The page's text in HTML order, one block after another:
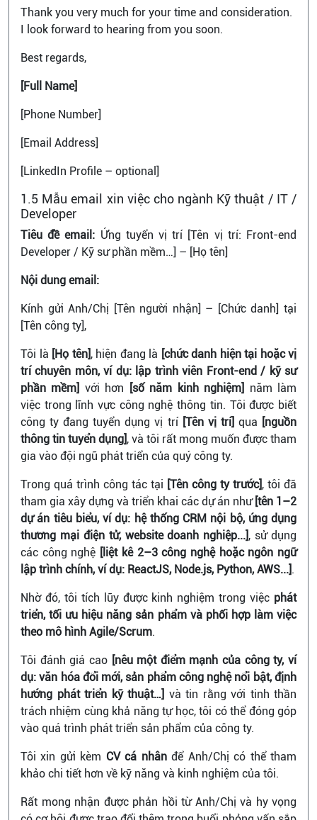
Thank you very much for your time and consideration.
I look forward to hearing from you soon.
Best regards,
[Full Name]
[Phone Number]
[Email Address]
[LinkedIn Profile – optional]
1.5 Mẫu email xin việc cho ngành Kỹ thuật / IT /
Developer
Tiêu đề email: Ứng tuyển vị trí [Tên vị trí: Front-end
Developer / Kỹ sư phần mềm…] – [Họ tên]
Nội dung email:
Kính gửi Anh/Chị [Tên người nhận] – [Chức danh] tại
[Tên công ty],
Tôi là [Họ tên], hiện đang là [chức danh hiện tại hoặc vị
trí chuyên môn, ví dụ: lập trình viên Front-end / kỹ sư
phần mềm] với hơn [số năm kinh nghiệm] năm làm
việc trong lĩnh vực công nghệ thông tin. Tôi được biết
công ty đang tuyển dụng vị trí [Tên vị trí] qua [nguồn
thông tin tuyển dụng], và tôi rất mong muốn được tham
gia vào đội ngũ phát triển của quý công ty.
Trong quá trình công tác tại [Tên công ty trước], tôi đã
tham gia xây dựng và triển khai các dự án như [tên 1–2
dự án tiêu biểu, ví dụ: hệ thống CRM nội bộ, ứng dụng
thương mại điện tử, website doanh nghiệp...], sử dụng
các công nghệ [liệt kê 2–3 công nghệ hoặc ngôn ngữ
lập trình chính, ví dụ: ReactJS, Node.js, Python, AWS...].
Nhờ đó, tôi tích lũy được kinh nghiệm trong việc phát
triển, tối ưu hiệu năng sản phẩm và phối hợp làm việc
theo mô hình Agile/Scrum.
Tôi đánh giá cao [nêu một điểm mạnh của công ty, ví
dụ: văn hóa đổi mới, sản phẩm công nghệ nổi bật, định
hướng phát triển kỹ thuật…] và tin rằng với tinh thần
trách nhiệm cùng khả năng tự học, tôi có thể đóng góp
vào quá trình phát triển sản phẩm của công ty.
Tôi xin gửi kèm CV cá nhânđể Anh/Chị có thể tham
khảo chi tiết hơn về kỹ năng và kinh nghiệm của tôi.
Rất mong nhận được phản hồi từ Anh/Chị và hy vọng